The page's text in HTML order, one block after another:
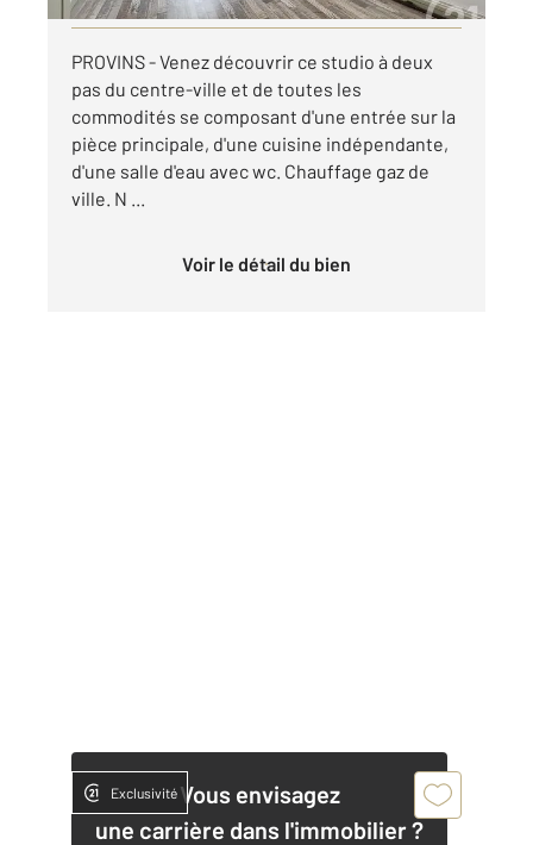
PROVINS - Venez découvrir ce studio à deux
pas du centre-ville et de toutes les
commodités se composant d'une entrée sur la
pièce principale, d'une cuisine indépendante,
d'une salle d'eau avec wc. Chauffage gaz de
ville. N ...
Voir le détail du bien
Vous envisagez
une carrière dans l'immobilier ?
Exclusivité